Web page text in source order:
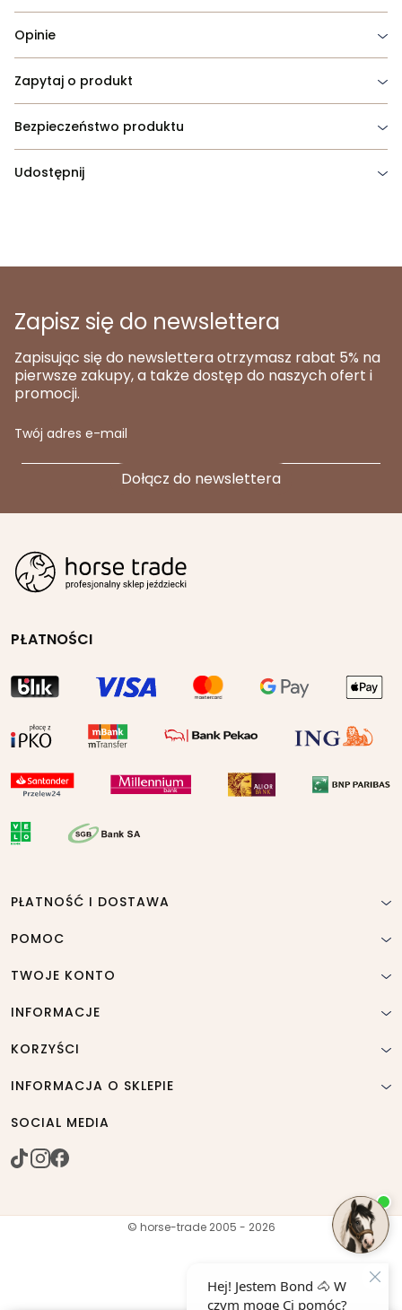
Opinie
Zapytaj o produkt
Bezpieczeństwo produktu
Udostępnij
Zapisz się do newslettera
Zapisując się do newslettera otrzymasz rabat 5% na
pierwsze zakupy, a także dostęp do naszych ofert i
promocji.
Twój adres e-mail
PŁATNOŚCI
PŁATNOŚĆ I DOSTAWA
POMOC
TWOJE KONTO
INFORMACJE
KORZYŚCI
INFORMACJA O SKLEPIE
SOCIAL MEDIA
© horse-trade 2005 - 2026